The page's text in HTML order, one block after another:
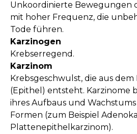
Unkoordinierte Bewegungen
mit hoher Frequenz, die
Tode führen.
Karzinogen
Krebserregend.
Karzinom
Krebsgeschwulst, die aus
(Epithel) entsteht. Karzinome
ihres Aufbaus und
Formen (zum Beispiel
Plattenepithelkarzinom).